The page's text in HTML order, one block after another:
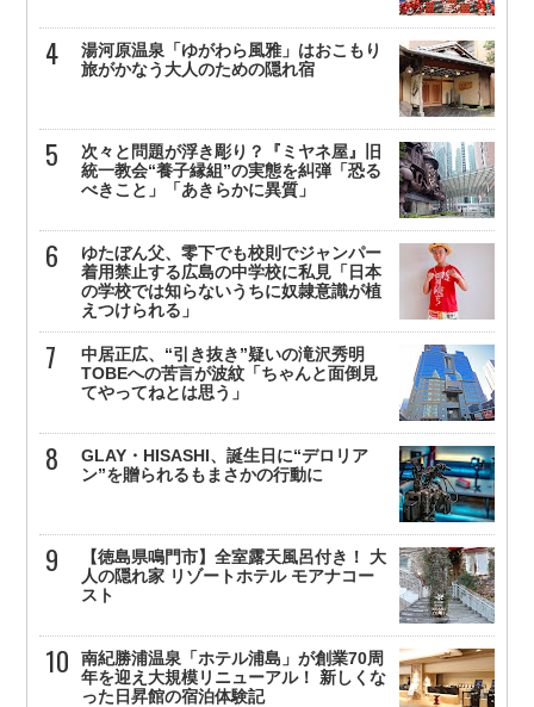
湯河原温泉「ゆがわら風雅」はおこもり
旅がかなう大人のための隠れ宿
次々と問題が浮き彫り？『ミヤネ屋』旧
統一教会“養子縁組”の実態を糾弾「恐る
べきこと」「あきらかに異質」
ゆたぼん父、零下でも校則でジャンパー
着用禁止する広島の中学校に私見「日本
の学校では知らないうちに奴隷意識が植
えつけられる」
中居正広、“引き抜き”疑いの滝沢秀明
TOBEへの苦言が波紋「ちゃんと面倒見
てやってねとは思う」
GLAY・HISASHI、誕生日に“デロリア
ン”を贈られるもまさかの行動に
【徳島県鳴門市】全室露天風呂付き！ 大
人の隠れ家 リゾートホテル モアナコー
スト
南紀勝浦温泉「ホテル浦島」が創業70周
年を迎え大規模リニューアル！ 新しくな
った日昇館の宿泊体験記